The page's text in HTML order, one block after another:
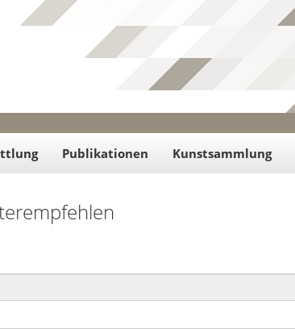
Publikationen Kunstsammlung